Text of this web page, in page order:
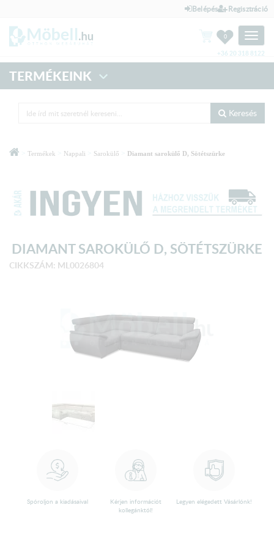
Belépés Regisztráció
Toggle
0
+36 20 318 8122
TERMÉKEINK
Keresés
Termékek Nappali Sarokülő Diamant sarokülő D, Sötétszürke
DIAMANT SAROKÜLŐ D, SÖTÉTSZÜRKE
CIKKSZÁM: ML0026804
Spóroljon a kiadásaival
Kérjen információt
kollegánktól!
Legyen elégedett Vásárlónk!